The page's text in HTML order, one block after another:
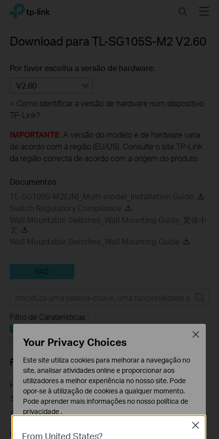
Click
navigation
TP-Link, Reliably Smart SearchMenu
Download para TL-SG105S-M2 V2.60
Por favor escolha a versão de hardware:
V2.60
> Como identificar a versão de hardware num dispositivo
TP-Link?
IMPORTANTE: A versão do modelo e de hardware varia
de acordo com a região (EU/US). Consulte o site TP-Link
da região correcta de acordo com a origem do produto.
Documentos
TL-SG105S-M2(UN)_Multi-model_Installation Guide
Switch Regulatory Compliance
Wall Mountable Switches_Wall Mounting Guide_繁体中
文
Wall Mountable Switches_Wall Mounting Guide
FAQ
Filtro de Caraterísticas :
Resolução de Problemas
FAQs
How to Troubleshoot Unstable Internet Issue on Omada
Switch
06-24-2026
How to Troubleshoot No Internet Issue on Omada Switch
From United States?
Close
Your Privacy Choices
Este site utiliza cookies para melhorar a navegação no
site, analisar atividades online e proporcionar aos
utilizadores a melhor experiência no nosso site. Pode
opor-se à utilização de cookies a qualquer momento.
Pode aprender mais informações no nosso política de
privacidade .
Close